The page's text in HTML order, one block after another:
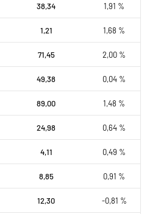
38,34 1,91 %
1,21 1,68 %
71,45 2,00 %
49,38 0,04 %
89,00 1,48 %
24,98 0,64 %
4,11 0,49 %
8,85 0,91 %
12,30 -0,81 %